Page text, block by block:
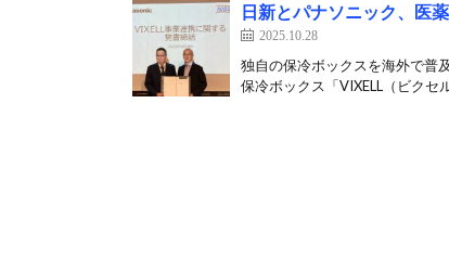
日新とパナソニック、医
2025.10.28
独自の保冷ボックスを海外で普
保冷ボックス「VIXELL（ビクセ